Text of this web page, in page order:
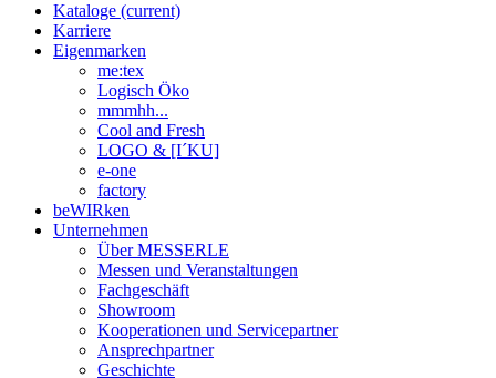
Kataloge (current)
Karriere
Eigenmarken
me:tex
Logisch Öko
mmmhh...
Cool and Fresh
LOGO & [I´KU]
e-one
factory
beWIRken
Unternehmen
Über MESSERLE
Messen und Veranstaltungen
Fachgeschäft
Showroom
Kooperationen und Servicepartner
Ansprechpartner
Geschichte